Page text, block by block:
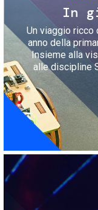
In
Un viaggio
anno della
Insieme alla
alle discipline